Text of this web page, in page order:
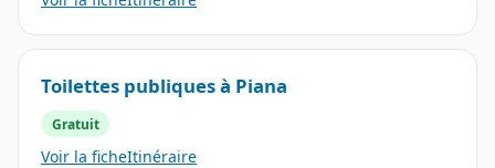
Toilettes publiques à Piana
Gratuit
Voir la ficheItinéraire